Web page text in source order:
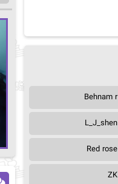
Behnam r
L_J_shen
Red rose
ZK